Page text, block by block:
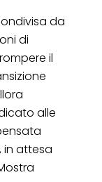
da
di
il
alle
in attesa